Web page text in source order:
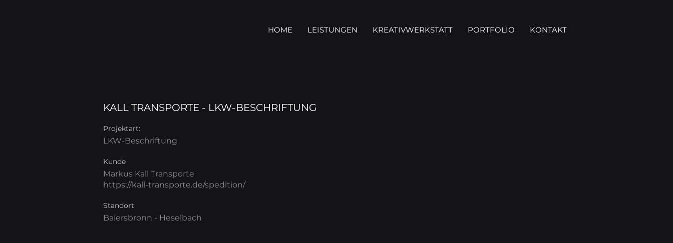
HOME LEISTUNGEN KREATIVWERKSTATT PORTFOLIO KONTAKT
KALL TRANSPORTE - LKW-BESCHRIFTUNG
Projektart:
LKW-Beschriftung
Kunde
Markus Kall Transporte
https://kall-transporte.de/spedition/
Standort
Baiersbronn - Heselbach